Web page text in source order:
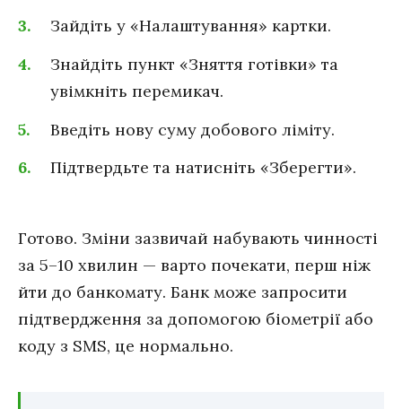
Зайдіть у «Налаштування» картки.
Знайдіть пункт «Зняття готівки» та
увімкніть перемикач.
Введіть нову суму добового ліміту.
Підтвердьте та натисніть «Зберегти».
Готово. Зміни зазвичай набувають чинності
за 5–10 хвилин — варто почекати, перш ніж
йти до банкомату. Банк може запросити
підтвердження за допомогою біометрії або
коду з SMS, це нормально.